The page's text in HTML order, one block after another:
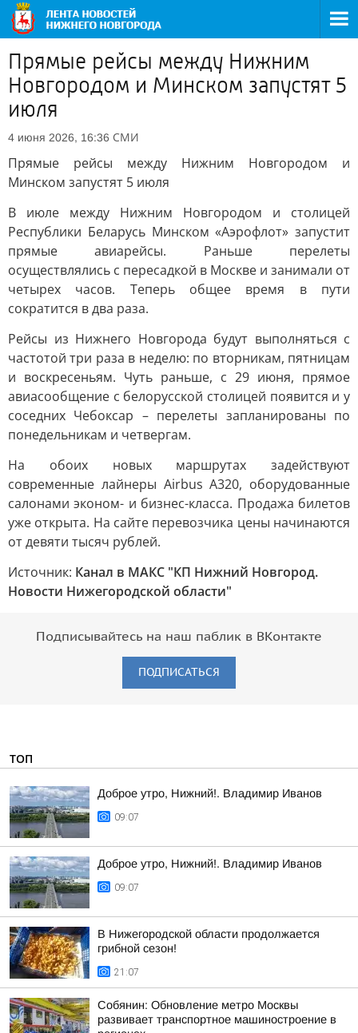
Прямые рейсы между Нижним
Новгородом и Минском запустят 5
июля
4 июня 2026, 16:36 СМИ
Прямые рейсы между Нижним Новгородом и
Минском запустят 5 июля
В июле между Нижним Новгородом и столицей
Республики Беларусь Минском «Аэрофлот» запустит
прямые авиарейсы. Раньше перелеты
осуществлялись с пересадкой в Москве и занимали от
четырех часов. Теперь общее время в пути
сократится в два раза.
Рейсы из Нижнего Новгорода будут выполняться с
частотой три раза в неделю: по вторникам, пятницам
и воскресеньям. Чуть раньше, с 29 июня, прямое
авиасообщение с белорусской столицей появится и у
соседних Чебоксар – перелеты запланированы по
понедельникам и четвергам.
На обоих новых маршрутах задействуют
современные лайнеры Airbus A320, оборудованные
салонами эконом- и бизнес-класса. Продажа билетов
уже открыта. На сайте перевозчика цены начинаются
от девяти тысяч рублей.
Источник: Канал в МАКС "КП Нижний Новгород.
Новости Нижегородской области"
Подписывайтесь на наш паблик в ВКонтакте
ПОДПИСАТЬСЯ
ТОП
Доброе утро, Нижний!. Владимир Иванов
09:07
Доброе утро, Нижний!. Владимир Иванов
09:07
В Нижегородской области продолжается
грибной сезон!
21:07
Собянин: Обновление метро Москвы
развивает транспортное машиностроение в